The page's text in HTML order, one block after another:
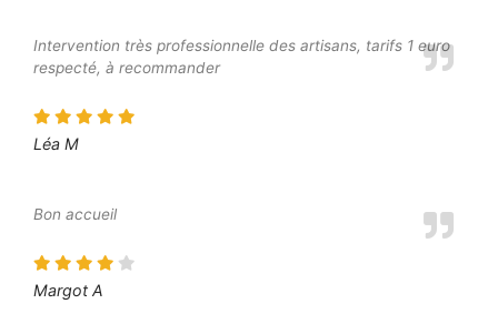
Intervention très professionnelle des artisans, tarifs 1 euro
respecté, à recommander
Léa M
Bon accueil
Margot A